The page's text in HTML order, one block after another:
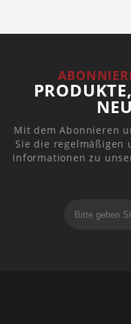
Mit dem Abonnieren
Sie die
Informationen zu